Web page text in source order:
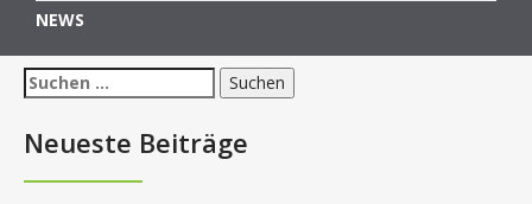
NEWS
Suchen
nach:
Neueste Beiträge